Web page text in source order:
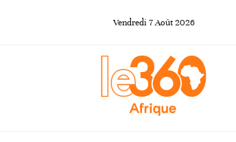
Vendredi 7Août 2026